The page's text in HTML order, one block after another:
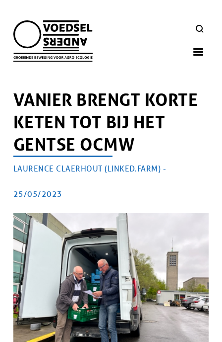
main
navigation
ZOEKEN
VANIER BRENGT KORTE
KETEN TOT BIJ HET
GENTSE OCMW
Artikel
AUTEUR
LAURENCE CLAERHOUT (LINKED.FARM) -
PUBLICATIEDATUM
25/05/2023
Afbeelding
Afbeelding